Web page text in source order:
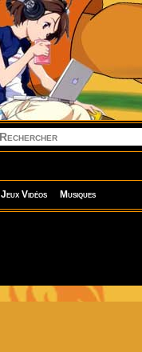
Jeux Vidéos Musiques